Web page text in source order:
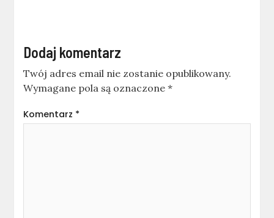
Dodaj komentarz
Twój adres email nie zostanie opublikowany.
Wymagane pola są oznaczone*
Komentarz *